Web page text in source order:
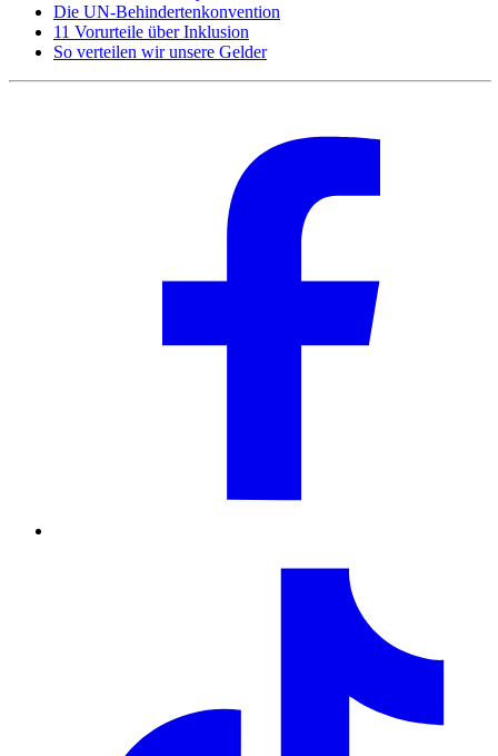
Die UN-Behindertenkonvention
11 Vorurteile über Inklusion
So verteilen wir unsere Gelder